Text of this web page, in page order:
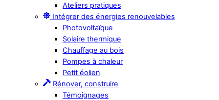
Ateliers pratiques
Intégrer des énergies renouvelables
Photovoltaïque
Solaire thermique
Chauffage au bois
Pompes à chaleur
Petit éolien
Rénover, construire
Témoignages